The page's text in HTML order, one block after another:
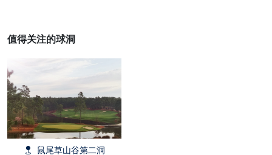
值得关注的球洞
鼠尾草山谷第二洞